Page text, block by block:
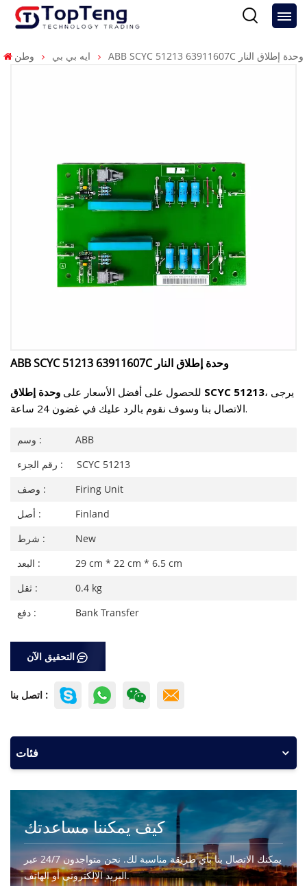
وطن ايه بي بي ABB SCYC 51213 63911607C وحدة إطلاق النار
ABB SCYC 51213 63911607C وحدة إطلاق النار
للحصول على أفضل الأسعار على وحدة إطلاق SCYC 51213، يرجى
الاتصال بنا وسوف نقوم بالرد عليك في غضون 24 ساعة.
وسم :
ABB
رقم الجزء :
SCYC 51213
وصف :
Firing Unit
أصل :
Finland
شرط :
New
البعد :
29 cm * 22 cm * 6.5 cm
ثقل :
0.4 kg
دفع :
Bank Transfer
التحقيق الآن
اتصل بنا :
فئات
كيف يمكننا مساعدتك
يمكنك الاتصال بنا بأي طريقة مناسبة لك. نحن متواجدون 24/7 عبر
البريد الإلكتروني أو الهاتف.